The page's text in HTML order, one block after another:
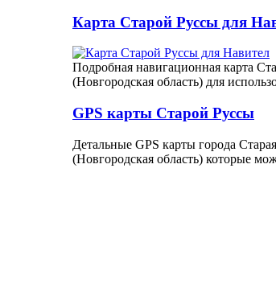
Карта Старой Руссы для
Подробная навигационная карта
(Новгородская область) для
GPS карты Старой Руссы
Детальные GPS карты города
(Новгородская область) которые